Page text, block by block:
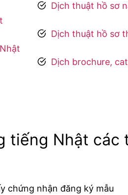
Dịch thuật hồ sơ
Dịch thuật hồ sơ
Dịch brochure,
tiếng Nhật các
chứng nhận đăng ký mẫu